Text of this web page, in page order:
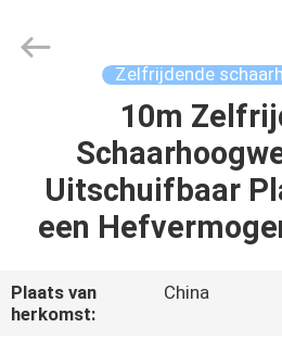
PRODUCTEN
ONS
LTD.
Zelfrijdende
10m
Uitschuifbaar
een
Plaats van
herkomst:
China